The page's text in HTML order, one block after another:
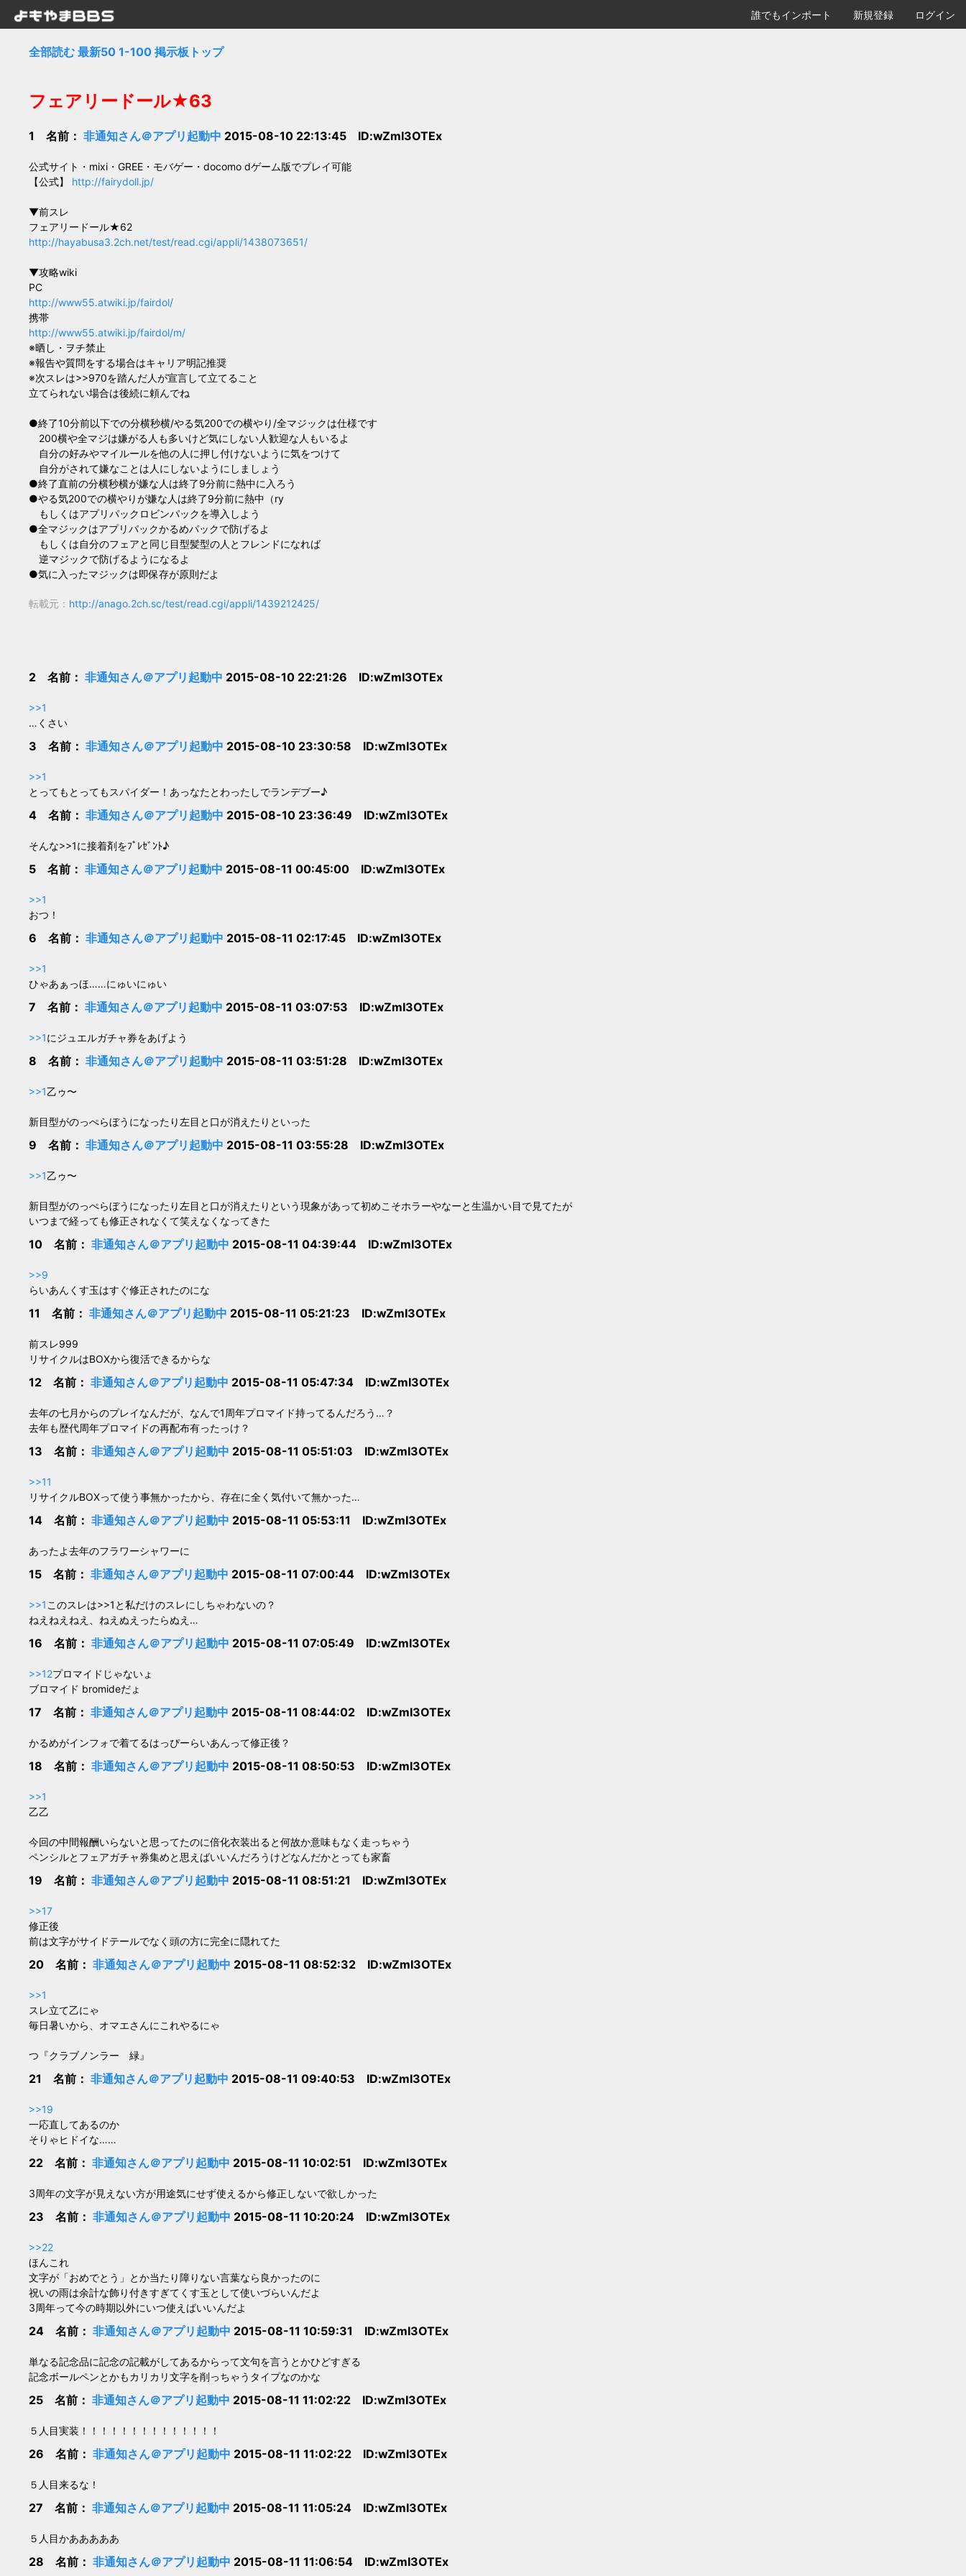
誰でもインポート 新規登録 ログイン
全部読む 最新50 1-100 掲示板トップ
フェアリードール★63
1 名前： 非通知さん＠アプリ起動中 2015-08-10 22:13:45 ID:wZmI3OTEx
公式サイト・mixi・GREE・モバゲー・docomo dゲーム版でプレイ可能
【公式】 http://fairydoll.jp/
▼前スレ
フェアリードール★62
http://hayabusa3.2ch.net/test/read.cgi/appli/1438073651/
▼攻略wiki
PC
http://www55.atwiki.jp/fairdol/
携帯
http://www55.atwiki.jp/fairdol/m/
※晒し・ヲチ禁止
※報告や質問をする場合はキャリア明記推奨
※次スレは>>970を踏んだ人が宣言して立てること
立てられない場合は後続に頼んでね
●終了10分前以下での分横秒横/やる気200での横やり/全マジックは仕様です
200横や全マジは嫌がる人も多いけど気にしない人歓迎な人もいるよ
自分の好みやマイルールを他の人に押し付けないように気をつけて
自分がされて嫌なことは人にしないようにしましょう
●終了直前の分横秒横が嫌な人は終了9分前に熱中に入ろう
●やる気200での横やりが嫌な人は終了9分前に熱中（ry
もしくはアプリパックロビンパックを導入しよう
●全マジックはアプリパックかるめパックで防げるよ
もしくは自分のフェアと同じ目型髪型の人とフレンドになれば
逆マジックで防げるようになるよ
●気に入ったマジックは即保存が原則だよ
転載元： http://anago.2ch.sc/test/read.cgi/appli/1439212425/
2 名前： 非通知さん＠アプリ起動中 2015-08-10 22:21:26 ID:wZmI3OTEx
>>1
…くさい
3 名前： 非通知さん＠アプリ起動中 2015-08-10 23:30:58 ID:wZmI3OTEx
>>1
とってもとってもスパイダー！あっなたとわったしでランデブー♪
4 名前： 非通知さん＠アプリ起動中 2015-08-10 23:36:49 ID:wZmI3OTEx
そんな>>1に接着剤をﾌﾟﾚｾﾞﾝﾄ♪
5 名前： 非通知さん＠アプリ起動中 2015-08-11 00:45:00 ID:wZmI3OTEx
>>1
おつ！
6 名前： 非通知さん＠アプリ起動中 2015-08-11 02:17:45 ID:wZmI3OTEx
>>1
ひゃあぁっほ……にゅいにゅい
7 名前： 非通知さん＠アプリ起動中 2015-08-11 03:07:53 ID:wZmI3OTEx
>>1にジュエルガチャ券をあげよう
8 名前： 非通知さん＠アプリ起動中 2015-08-11 03:51:28 ID:wZmI3OTEx
>>1乙ゥ〜
新目型がのっぺらぼうになったり左目と口が消えたりといった
9 名前： 非通知さん＠アプリ起動中 2015-08-11 03:55:28 ID:wZmI3OTEx
>>1乙ゥ〜
新目型がのっぺらぼうになったり左目と口が消えたりという現象があって初めこそホラーやなーと生温かい目で見てたが
いつまで経っても修正されなくて笑えなくなってきた
10 名前： 非通知さん＠アプリ起動中 2015-08-11 04:39:44 ID:wZmI3OTEx
>>9
らいあんくす玉はすぐ修正されたのにな
11 名前： 非通知さん＠アプリ起動中 2015-08-11 05:21:23 ID:wZmI3OTEx
前スレ999
リサイクルはBOXから復活できるからな
12 名前： 非通知さん＠アプリ起動中 2015-08-11 05:47:34 ID:wZmI3OTEx
去年の七月からのプレイなんだが、なんで1周年プロマイド持ってるんだろう…？
去年も歴代周年プロマイドの再配布有ったっけ？
13 名前： 非通知さん＠アプリ起動中 2015-08-11 05:51:03 ID:wZmI3OTEx
>>11
リサイクルBOXって使う事無かったから、存在に全く気付いて無かった…
14 名前： 非通知さん＠アプリ起動中 2015-08-11 05:53:11 ID:wZmI3OTEx
あったよ去年のフラワーシャワーに
15 名前： 非通知さん＠アプリ起動中 2015-08-11 07:00:44 ID:wZmI3OTEx
>>1 このスレは>>1と私だけのスレにしちゃわないの？
ねえねえねえ、ねえぬえったらぬえ…
16 名前： 非通知さん＠アプリ起動中 2015-08-11 07:05:49 ID:wZmI3OTEx
>>12プロマイドじゃないょ
ブロマイド bromideだょ
17 名前： 非通知さん＠アプリ起動中 2015-08-11 08:44:02 ID:wZmI3OTEx
かるめがインフォで着てるはっぴーらいあんって修正後？
18 名前： 非通知さん＠アプリ起動中 2015-08-11 08:50:53 ID:wZmI3OTEx
>>1
乙乙
今回の中間報酬いらないと思ってたのに倍化衣装出ると何故か意味もなく走っちゃう
ペンシルとフェアガチャ券集めと思えばいいんだろうけどなんだかとっても家畜
19 名前： 非通知さん＠アプリ起動中 2015-08-11 08:51:21 ID:wZmI3OTEx
>>17
修正後
前は文字がサイドテールでなく頭の方に完全に隠れてた
20 名前： 非通知さん＠アプリ起動中 2015-08-11 08:52:32 ID:wZmI3OTEx
>>1
スレ立て乙にゃ
毎日暑いから、オマエさんにこれやるにゃ
つ『クラブノンラー 緑』
21 名前： 非通知さん＠アプリ起動中 2015-08-11 09:40:53 ID:wZmI3OTEx
>>19
一応直してあるのか
そりゃヒドイな……
22 名前： 非通知さん＠アプリ起動中 2015-08-11 10:02:51 ID:wZmI3OTEx
3周年の文字が見えない方が用途気にせず使えるから修正しないで欲しかった
23 名前： 非通知さん＠アプリ起動中 2015-08-11 10:20:24 ID:wZmI3OTEx
>>22
ほんこれ
文字が「おめでとう」とか当たり障りない言葉なら良かったのに
祝いの雨は余計な飾り付きすぎてくす玉として使いづらいんだよ
3周年って今の時期以外にいつ使えばいいんだよ
24 名前： 非通知さん＠アプリ起動中 2015-08-11 10:59:31 ID:wZmI3OTEx
単なる記念品に記念の記載がしてあるからって文句を言うとかひどすぎる
記念ボールペンとかもカリカリ文字を削っちゃうタイプなのかな
25 名前： 非通知さん＠アプリ起動中 2015-08-11 11:02:22 ID:wZmI3OTEx
５人目実装！！！！！！！！！！！！！！
26 名前： 非通知さん＠アプリ起動中 2015-08-11 11:02:22 ID:wZmI3OTEx
５人目来るな！
27 名前： 非通知さん＠アプリ起動中 2015-08-11 11:05:24 ID:wZmI3OTEx
５人目かあああああ
28 名前： 非通知さん＠アプリ起動中 2015-08-11 11:06:54 ID:wZmI3OTEx